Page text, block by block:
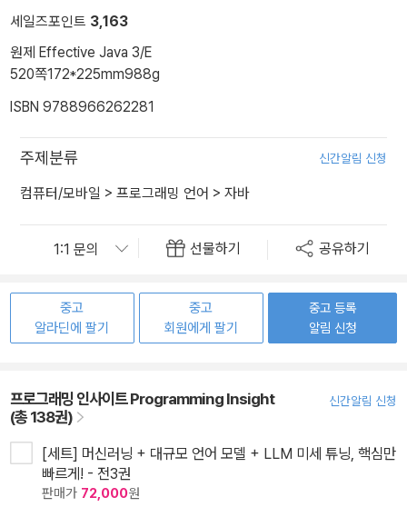
세일즈포인트 3,163
원제 Effective Java 3/E
520쪽172*225mm988g
ISBN 9788966262281
주제분류 신간알림 신청
컴퓨터/모바일 > 프로그래밍 언어 > 자바
선물하기 공유하기
중고
알라딘에 팔기
중고
회원에게 팔기
중고 등록
알림 신청
프로그래밍 인사이트 Programming Insight
(총 138권)
신간알림 신청
[세트] 머신러닝 + 대규모 언어 모델 + LLM 미세 튜닝, 핵심만
빠르게! - 전3권
판매가 72,000원